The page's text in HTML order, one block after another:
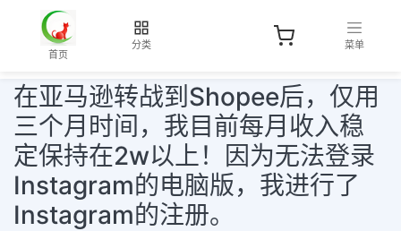
首页
分类 菜单
在亚马逊转战到Shopee后，仅用
三个月时间，我目前每月收入稳
定保持在2w以上！因为无法登录
Instagram的电脑版，我进行了
Instagram的注册。